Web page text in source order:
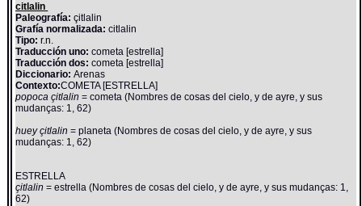
citlalin
Paleografía: çitlalin
Grafía normalizada: citlalin
Tipo: r.n.
Traducción uno: cometa [estrella]
Traducción dos: cometa [estrella]
Diccionario:Arenas
Contexto:COMETA [ESTRELLA]
popoca çitlalin= cometa (Nombres de cosas del cielo, y de ayre, y sus
mudanças: 1, 62)
huey çitlalin= planeta (Nombres de cosas del cielo, y de ayre, y sus
mudanças: 1, 62)
ESTRELLA
çitlalin= estrella (Nombres de cosas del cielo, y de ayre, y sus mudanças: 1,
62)